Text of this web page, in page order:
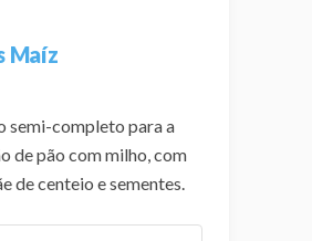
Maíz
semi-completo para a
de pão com milho, com
de centeio e sementes.